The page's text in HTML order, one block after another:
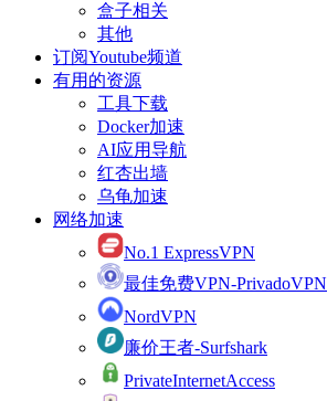
盒子相关
其他
订阅Youtube频道
有用的资源
工具下载
Docker加速
AI应用导航
红杏出墙
乌龟加速
网络加速
No.1 ExpressVPN
最佳免费VPN-PrivadoVPN
NordVPN
廉价王者-Surfshark
PrivateInternetAccess